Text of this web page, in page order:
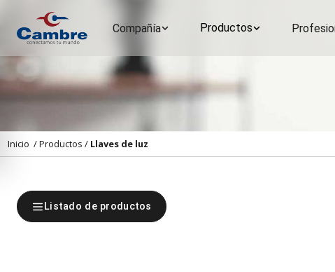
Compañía Productos
Inicio /Productos / Llaves de luz
Listado de productos